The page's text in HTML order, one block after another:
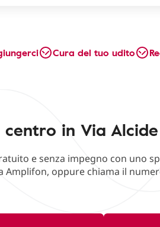
Cura del tuo udito
in Via Alcide
e senza impegno con uno
Amplifon, oppure chiama il